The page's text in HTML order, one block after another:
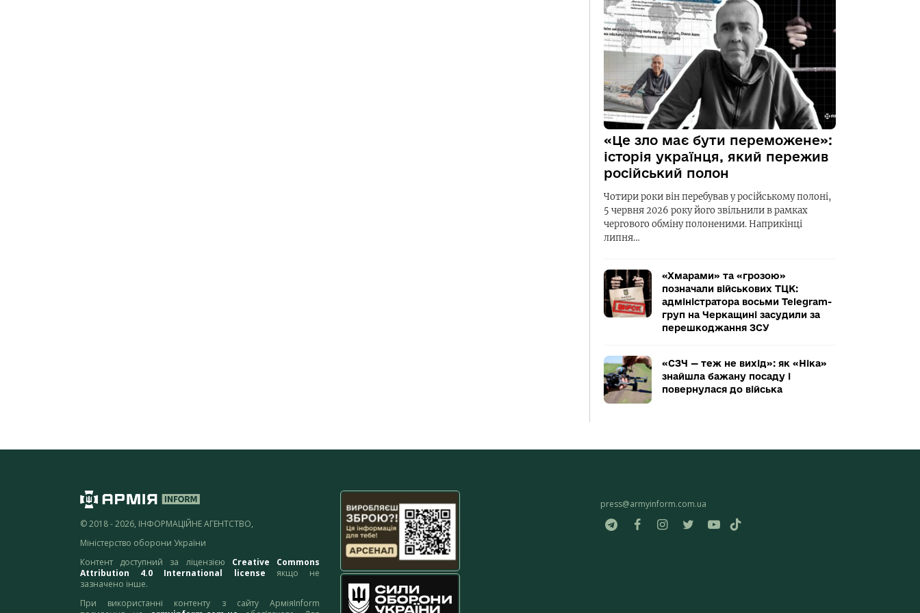
«Це зло має бути переможене»:
історія українця, який пережив
російський полон
Чотири роки він перебував у російському полоні,
5 червня 2026 року його звільнили в рамках
чергового обміну полоненими. Наприкінці
липня…
«Хмарами» та «грозою»
позначали військових ТЦК:
адміністратора восьми Telegram-
груп на Черкащині засудили за
перешкоджання ЗСУ
«СЗЧ — теж не вихід»: як «Ніка»
знайшла бажану посаду і
повернулася до війська
© 2018 - 2026, ІНФОРМАЦІЙНЕ АГЕНТСТВО,
Міністерство оборони України
Контент доступний за ліцензією Creative Commons
Attribution 4.0 International license якщо не
зазначено інше.
При використанні контенту з сайту АрміяInform
press@armyinform.com.ua